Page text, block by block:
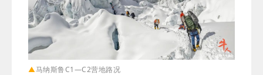
▲马纳斯鲁C1—C2营地路况